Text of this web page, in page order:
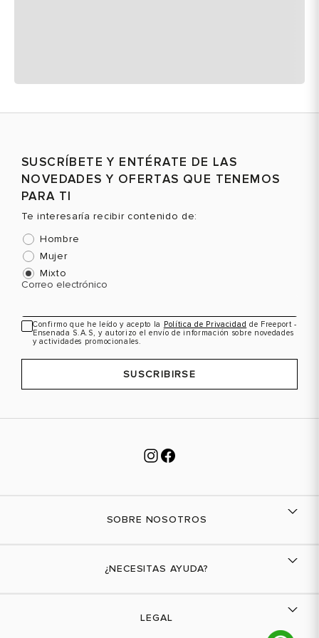
SUSCRÍBETE Y ENTÉRATE DE LAS
NOVEDADES Y OFERTAS QUE TENEMOS
PARA TI
Te interesaría recibir contenido de:
Hombre
Mujer
Mixto
Correo electrónico
Confirmo que he leído y acepto la Política de Privacidad de Freeport -
Ensenada S.A.S, y autorizo el envío de información sobre novedades
y actividades promocionales.
SUSCRIBIRSE
SOBRE NOSOTROS
¿NECESITAS AYUDA?
LEGAL